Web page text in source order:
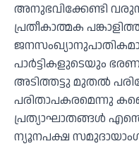
അനുഭവിക്കേണ്ടി
പ്രതീകാത്മക
പാർട്ടികളുടെയും
അടിത്തട്ടു മുതൽ
പരിതാപകരമെന്നു
പ്രത്യാഘാതങ്ങള്‍
ന്യൂനപക്ഷ